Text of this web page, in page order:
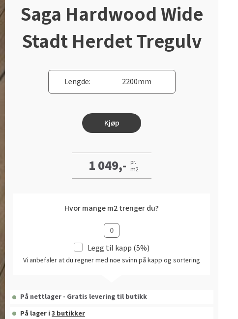
Saga Hardwood Wide
Stadt Herdet Tregulv
Lengde: 2200mm
Kjøp
1 049,- pr.
m2
Hvor mange m2 trenger du?
Legg til kapp (5%)
Vi anbefaler at du regner med noe svinn på kapp og sortering
På nettlager - Gratis levering til butikk
På lager i3 butikker